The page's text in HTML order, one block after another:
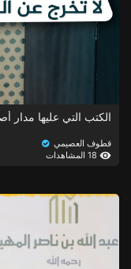
الكتب التي عليها مدار
قطوف العصيمي